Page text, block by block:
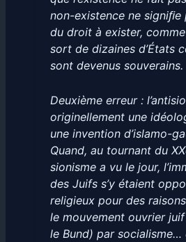
non-existence ne signiﬁe
du droit à exister,
sort de dizaines d’États
sont devenus souverains.
Deuxième erreur :
originellement une
une invention d’islamo-
Quand, au tournant du
sionisme a vu le jour,
des Juifs s’y étaient
religieux pour des
le mouvement ouvrier
le Bund) par socialisme…